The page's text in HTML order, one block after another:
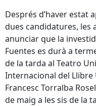
Després d’haver estat
dues candidatures, les
anunciar que la
Fuentes es durà a
de la tarda al Teatro
Internacional del Llibre
Francesc Torralba
de maig a les sis de la